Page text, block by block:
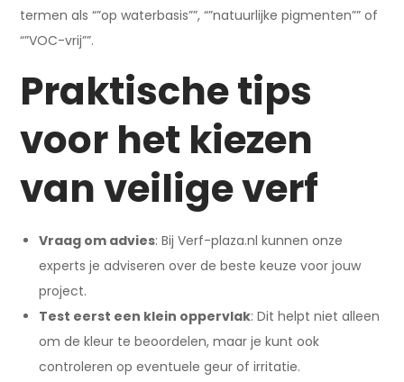
termen als “”op waterbasis””, “”natuurlijke pigmenten”” of
“”VOC-vrij””.
Praktische tips
voor het kiezen
van veilige verf
Vraag om advies: Bij Verf-plaza.nl kunnen onze
experts je adviseren over de beste keuze voor jouw
project.
Test eerst een klein oppervlak: Dit helpt niet alleen
om de kleur te beoordelen, maar je kunt ook
controleren op eventuele geur of irritatie.